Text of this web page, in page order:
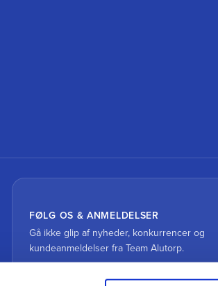
FØLG OS & ANMELDELSER
Gå ikke glip af nyheder, konkurrencer og
kundeanmeldelser fra Team Alutorp.